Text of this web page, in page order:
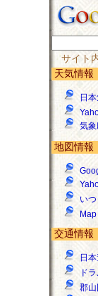
サイト
天気情報
日
気
地図情報
い
交通情報
日
ド
郡山